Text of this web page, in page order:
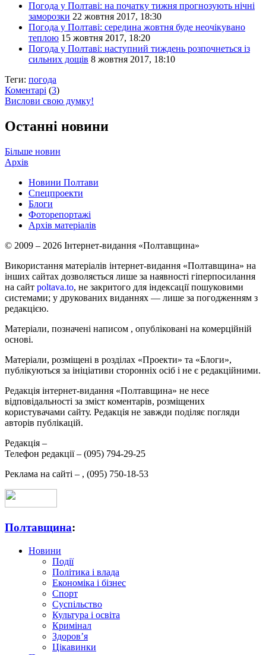
Погода у Полтаві: на початку тижня прогнозують нічні
заморозки 22 жовтня 2017, 18:30
Погода у Полтаві: середина жовтня буде неочікувано
теплою 15 жовтня 2017, 18:20
Погода у Полтаві: наступний тиждень розпочнеться із
сильних дощів 8 жовтня 2017, 18:10
Теги: погода
Коментарі (3)
Вислови свою думку!
Останні новини
Більше новин
Архів
Новини Полтави
Спецпроекти
Блоги
Фоторепортажі
Архів матеріалів
© 2009 – 2026 Інтернет-видання «Полтавщина»
Використання матеріалів інтернет-видання «Полтавщина» на
інших сайтах дозволяється лише за наявності гіперпосилання
на сайт poltava.to, не закритого для індексації пошуковими
системами; у друкованих виданнях — лише за погодженням з
редакцією.
Матеріали, позначені написом , опубліковані на комерційній
основі.
Матеріали, розміщені в розділах «Проекти» та «Блоги»,
публікуються за ініціативи сторонніх осіб і не є редакційними.
Редакція інтернет-видання «Полтавщина» не несе
відповідальності за зміст коментарів, розміщених
користувачами сайту. Редакція не завжди поділяє погляди
авторів публікацій.
Редакція –
Телефон редакції – (095) 794-29-25
Реклама на сайті – , (095) 750-18-53
Полтавщина:
Новини
Події
Політика і влада
Економіка і бізнес
Спорт
Суспільство
Культура і освіта
Кримінал
Здоров’я
Цікавинки